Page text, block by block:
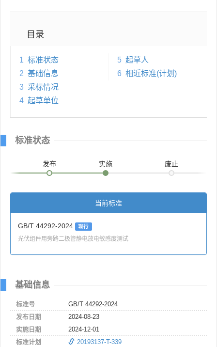
目录
1 标准状态
2 基础信息
3 采标情况
4 起草单位
5 起草人
6 相近标准(计划)
标准状态
发布 实施 废止
当前标准
GB/T 44292-2024 现行
光伏组件用旁路二极管静电放电敏感度测试
基础信息
标准号
GB/T 44292-2024
发布日期
2024-08-23
实施日期
2024-12-01
标准计划
20193137-T-339